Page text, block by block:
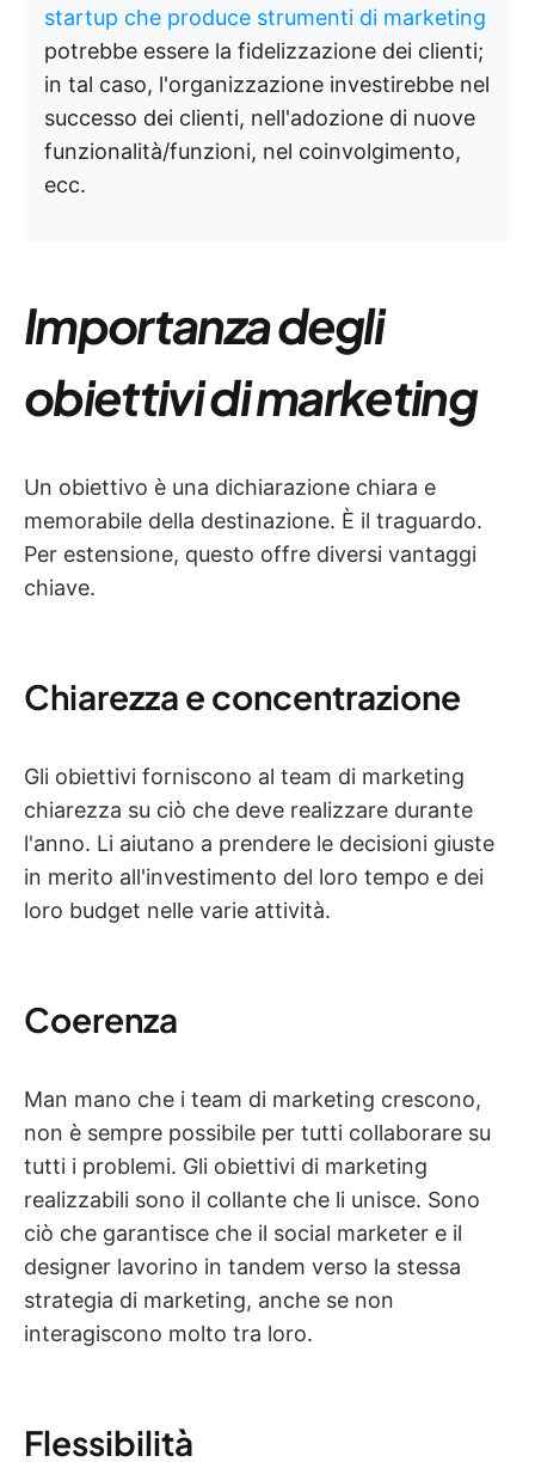
startup che produce strumenti di marketing
potrebbe essere la fidelizzazione dei clienti;
in tal caso, l'organizzazione investirebbe nel
successo dei clienti, nell'adozione di nuove
funzionalità/funzioni, nel coinvolgimento,
ecc.
Importanza degli
obiettivi di marketing
Un obiettivo è una dichiarazione chiara e
memorabile della destinazione. È il traguardo.
Per estensione, questo offre diversi vantaggi
chiave.
Chiarezza e concentrazione
Gli obiettivi forniscono al team di marketing
chiarezza su ciò che deve realizzare durante
l'anno. Li aiutano a prendere le decisioni giuste
in merito all'investimento del loro tempo e dei
loro budget nelle varie attività.
Coerenza
Man mano che i team di marketing crescono,
non è sempre possibile per tutti collaborare su
tutti i problemi. Gli obiettivi di marketing
realizzabili sono il collante che li unisce. Sono
ciò che garantisce che il social marketer e il
designer lavorino in tandem verso la stessa
strategia di marketing, anche se non
interagiscono molto tra loro.
Flessibilità